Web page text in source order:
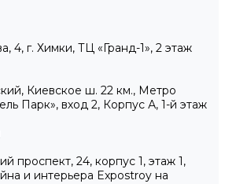
4, г. Химки, ТЦ «Гранд-1», 2 этаж
Киевское ш. 22 км., Метро
Парк», вход 2, Корпус А, 1-й этаж
проспект, 24, корпус 1, этаж 1,
и интерьера Expostroy на